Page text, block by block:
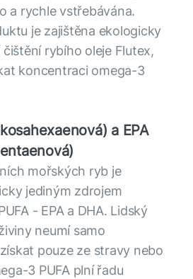
a rychle vstřebávána.
je zajištěna ekologicky
rybího oleje Flutex,
koncentraci omega-3
a EPA
mořských ryb je
jediným zdrojem
- EPA a DHA. Lidský
neumí samo
pouze ze stravy nebo
3 PUFA plní řadu